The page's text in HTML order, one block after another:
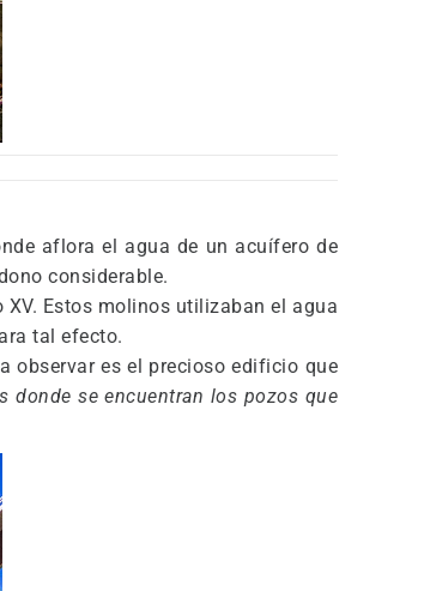
aflora el agua de un acuífero de
considerable.
Estos molinos utilizaban el agua
tal efecto.
observar es el precioso edificio que
donde se encuentran los pozos que